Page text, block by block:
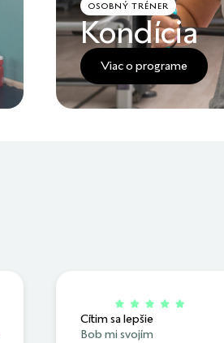
OSOBNÝ TRÉNER
Kondícia
Viac o programe
Cítim sa lepšie
Bob mi svojím